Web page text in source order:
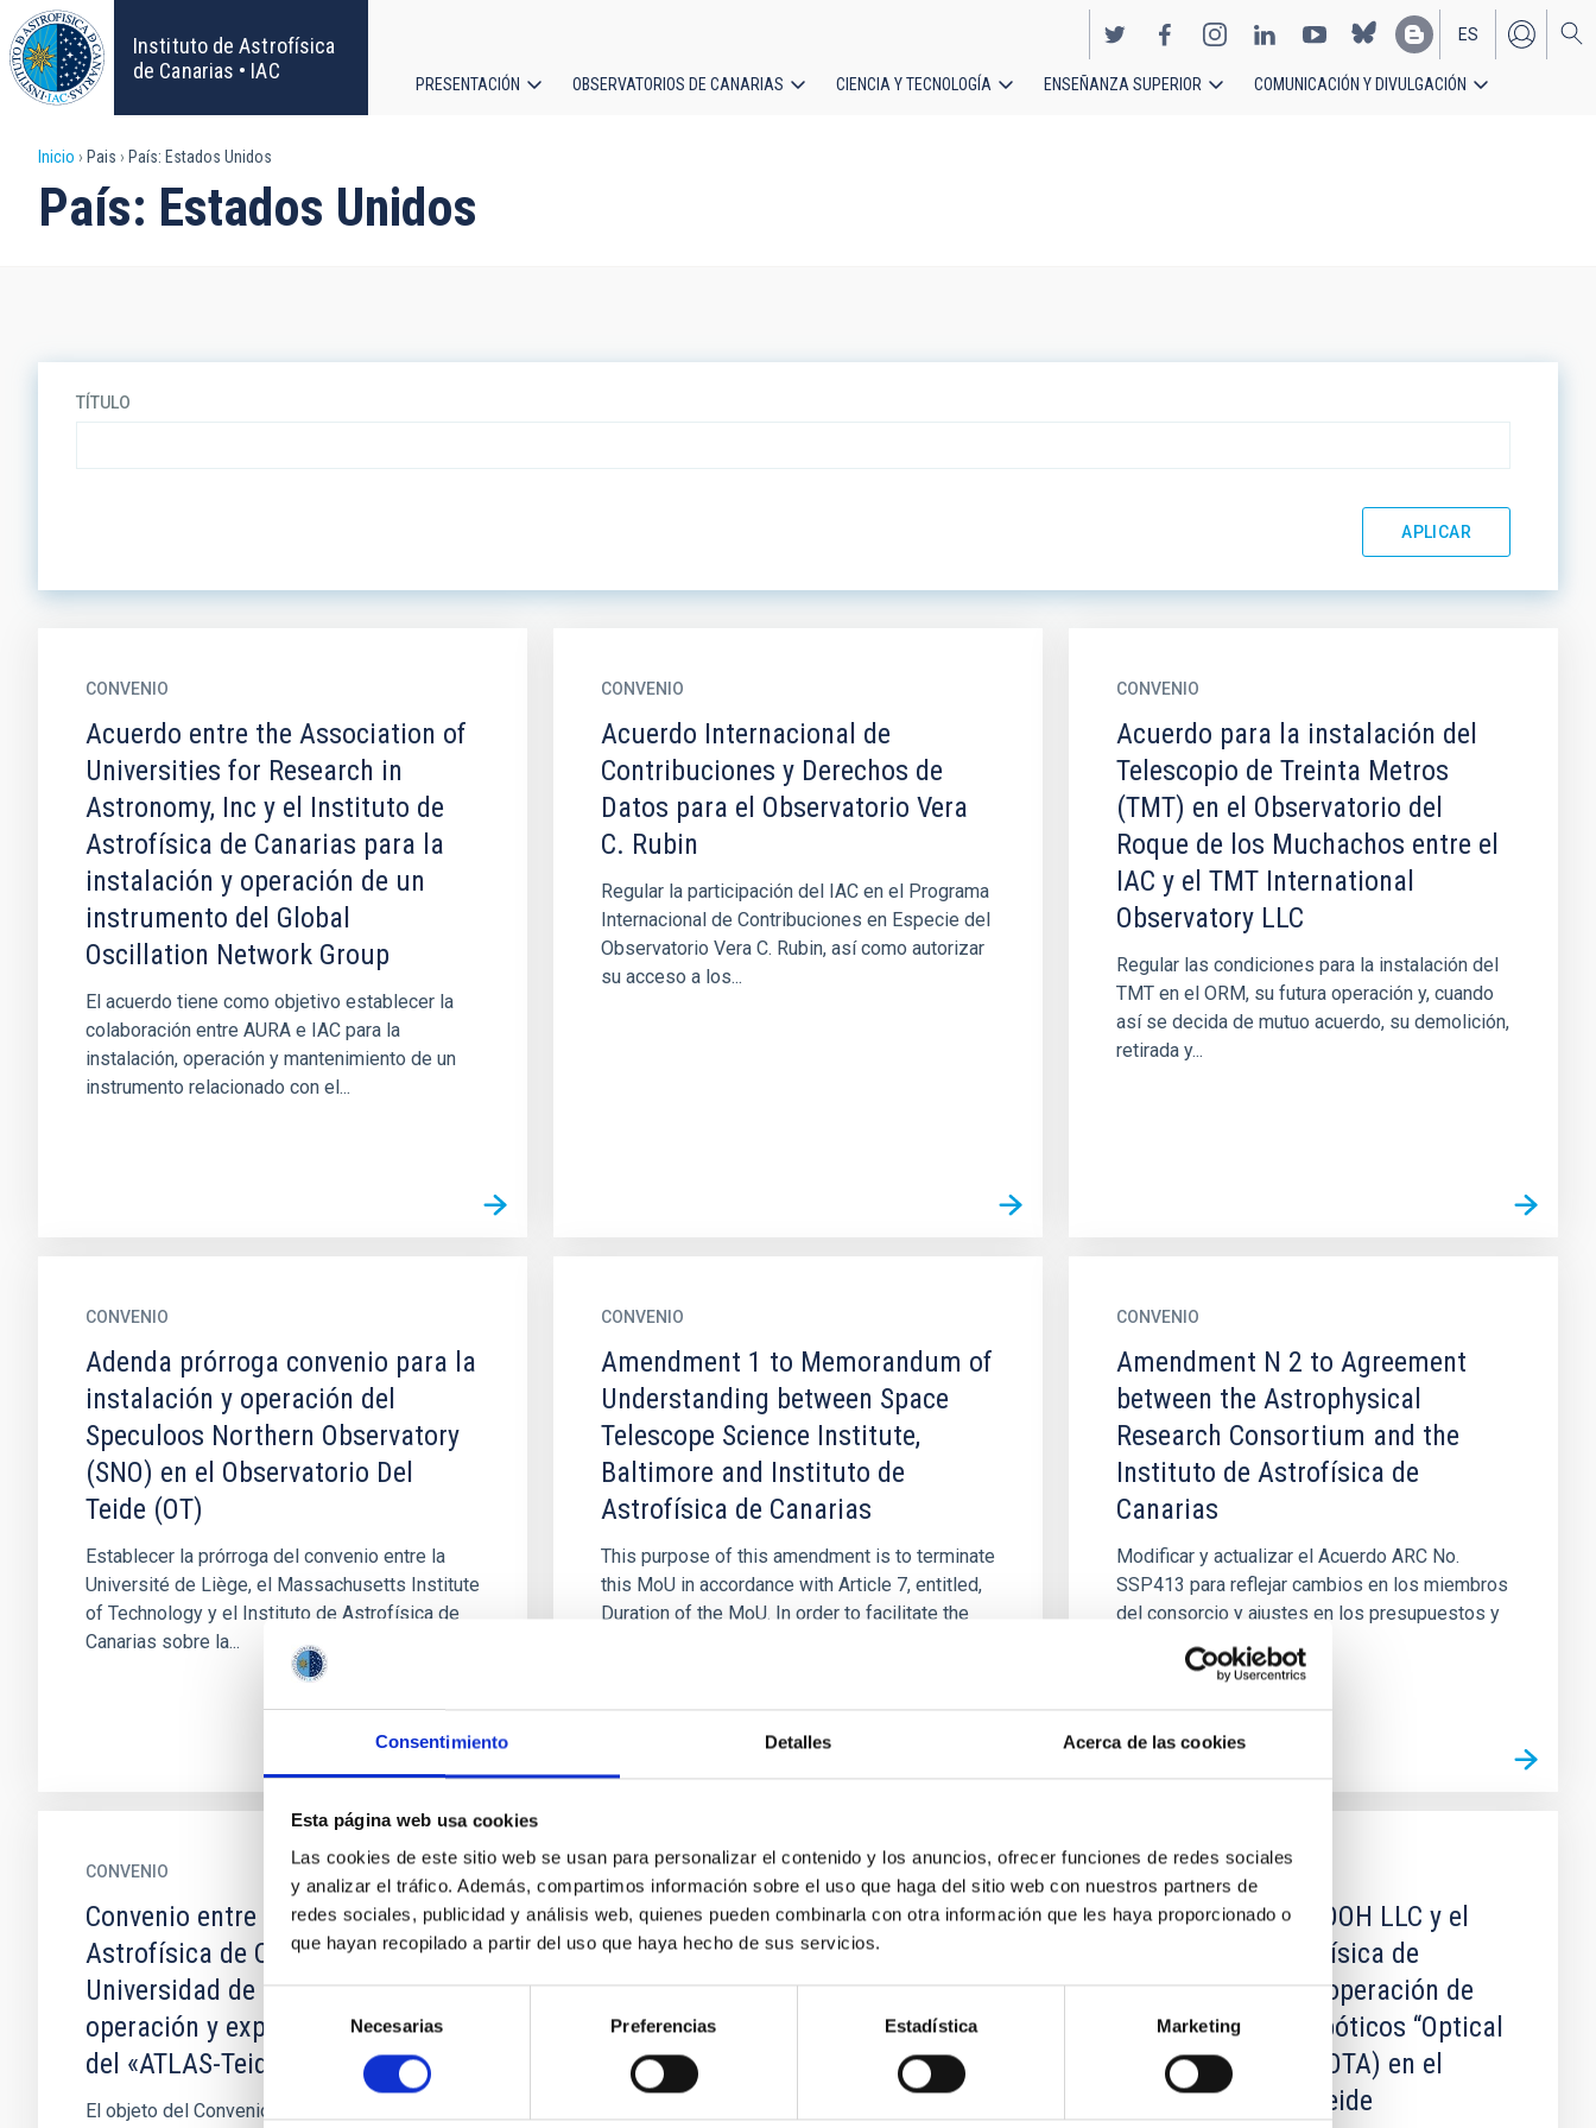
Consentimiento Detalles Acerca de las cookies
Esta página web usa cookies
Las cookies de este sitio web se usan para personalizar el contenido y los anuncios, ofrecer funciones de redes sociales
y analizar el tráfico. Además, compartimos información sobre el uso que haga del sitio web con nuestros partners de
redes sociales, publicidad y análisis web, quienes pueden combinarla con otra información que les haya proporcionado o
que hayan recopilado a partir del uso que haya hecho de sus servicios.
de
consentimiento
Necesarias Preferencias Estadística Marketing
Pasar
al
contenido
principal
Instituto de Astrofísica
de Canarias • IAC
EN
ES
principal
PRESENTACIÓN OBSERVATORIOS DE CANARIAS CIENCIA Y TECNOLOGÍA ENSEÑANZA SUPERIOR COMUNICACIÓN Y DIVULGACIÓN
Sobrescribir
enlaces
Inicio Pais País: Estados Unidos
País: Estados Unidos
TÍTULO
CONVENIO
Acuerdo entre the Association of
Universities for Research in
Astronomy, Inc y el Instituto de
Astrofísica de Canarias para la
instalación y operación de un
instrumento del Global
Oscillation Network Group
El acuerdo tiene como objetivo establecer la
colaboración entre AURA e IAC para la
instalación, operación y mantenimiento de un
instrumento relacionado con el...
CONVENIO
Acuerdo Internacional de
Contribuciones y Derechos de
Datos para el Observatorio Vera
C. Rubin
Regular la participación del IAC en el Programa
Internacional de Contribuciones en Especie del
Observatorio Vera C. Rubin, así como autorizar
su acceso a los...
CONVENIO
Acuerdo para la instalación del
Telescopio de Treinta Metros
(TMT) en el Observatorio del
Roque de los Muchachos entre el
IAC y el TMT International
Observatory LLC
Regular las condiciones para la instalación del
TMT en el ORM, su futura operación y, cuando
así se decida de mutuo acuerdo, su demolición,
retirada y...
CONVENIO
Adenda prórroga convenio para la
instalación y operación del
Speculoos Northern Observatory
(SNO) en el Observatorio Del
Teide (OT)
Establecer la prórroga del convenio entre la
Université de Liège, el Massachusetts Institute
of Technology y el Instituto de Astrofísica de
Canarias sobre la...
CONVENIO
Amendment 1 to Memorandum of
Understanding between Space
Telescope Science Institute,
Baltimore and Instituto de
Astrofísica de Canarias
This purpose of this amendment is to terminate
this MoU in accordance with Article 7, entitled,
Duration of the MoU. In order to facilitate the
CONVENIO
Amendment N 2 to Agreement
between the Astrophysical
Research Consortium and the
Instituto de Astrofísica de
Canarias
Modificar y actualizar el Acuerdo ARC No.
SSP413 para reflejar cambios en los miembros
del consorcio y ajustes en los presupuestos y
la documentación...
CONVENIO
Convenio entre el Instituto de
Astrofísica de Canarias y la
Universidad de Hawái para la
operación y explotación científica
del «ATLAS-Teide Node» en el OT
El objeto del Convenio es fijar los términos de
CONVENIO
Convenio entre Las Cumbres
Observatory Global Telescope
Network, Santa Bárbara, EE.UU y
el Instituto de Astrofísica de
Canarias para la operación del
Nodo del Teide del LCO en el
Convenio entre SLOOH LLC y el
Instituto de Astrofísica de
Canarias sobre la operación de
los telescopios robóticos “Optical
Telescope Array” (OTA) en el
Observatorio del Teide